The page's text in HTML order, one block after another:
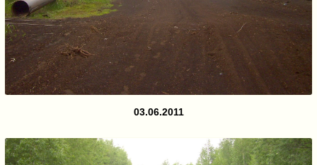
03.06.2011